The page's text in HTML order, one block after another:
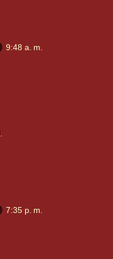
9:48 a. m.
7:35 p. m.